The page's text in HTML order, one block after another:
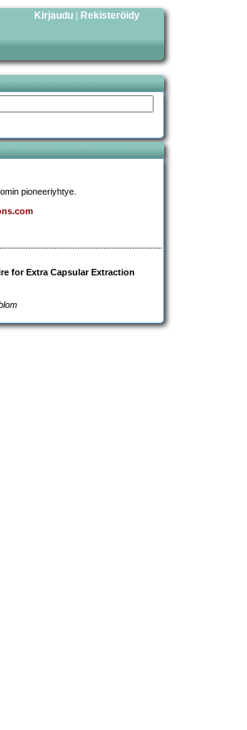
Kirjaudu | Rekisteröidy
pioneeriyhtye.
for Extra Capsular Extraction